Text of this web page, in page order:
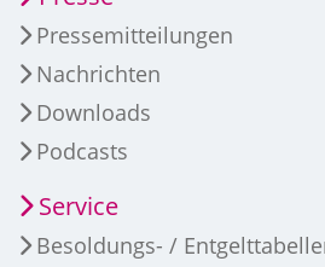
Pressemitteilungen
Nachrichten
Downloads
Podcasts
Service
Besoldungs- /